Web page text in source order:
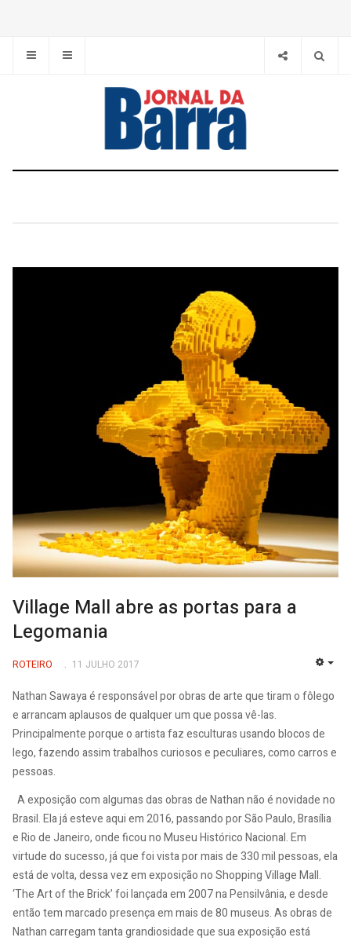
Village Mall abre as portas para a
Legomania
ROTEIRO 11 JULHO 2017
Nathan Sawaya é responsável por obras de arte que tiram o fôlego
e arrancam aplausos de qualquer um que possa vê-las.
Principalmente porque o artista faz esculturas usando blocos de
lego, fazendo assim trabalhos curiosos e peculiares, como carros e
pessoas.
A exposição com algumas das obras de Nathan não é novidade no
Brasil. Ela já esteve aqui em 2016, passando por São Paulo, Brasília
e Rio de Janeiro, onde ficou no Museu Histórico Nacional. Em
virtude do sucesso, já que foi vista por mais de 330 mil pessoas, ela
está de volta, dessa vez em exposição no Shopping Village Mall.
‘The Art of the Brick’ foi lançada em 2007 na Pensilvânia, e desde
então tem marcado presença em mais de 80 museus. As obras de
Nathan carregam tanta grandiosidade que sua exposição está